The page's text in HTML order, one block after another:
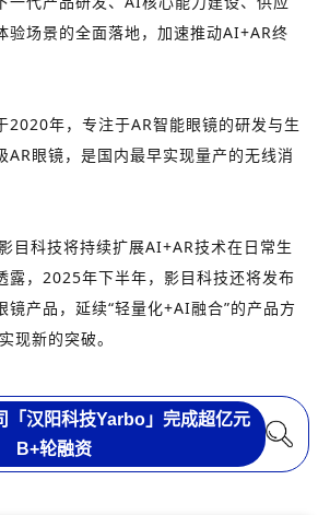
验场景的全面落地，加速推动AI+AR终
2020年，专注于AR智能眼镜的研发与生
AR眼镜，是国内最早实现量产的无线消
目科技将持续扩展AI+AR技术在日常生
露，2025年下半年，影目科技还将发布
镜产品，延续“轻量化+AI融合”的产品方
现新的突破。
「汉阳科技Yarbo」完成超亿元
B+轮融资